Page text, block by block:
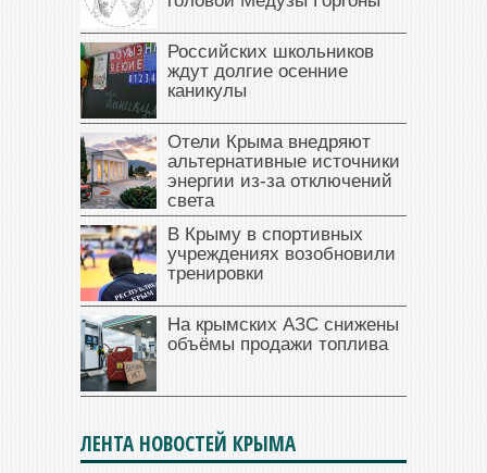
Российских школьников
ждут долгие осенние
каникулы
Отели Крыма внедряют
альтернативные источники
энергии из-за отключений
света
В Крыму в спортивных
учреждениях возобновили
тренировки
На крымских АЗС снижены
объёмы продажи топлива
ЛЕНТА НОВОСТЕЙ КРЫМА